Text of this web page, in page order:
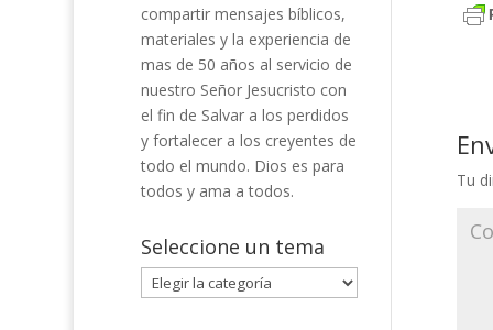
Tu
compartir mensajes bíblicos,
materiales y la experiencia de
mas de 50 años al servicio de
nuestro Señor Jesucristo con
el fin de Salvar a los perdidos
y fortalecer a los creyentes de
todo el mundo. Dios es para
todos y ama a todos.
Seleccione un tema
Seleccione
un